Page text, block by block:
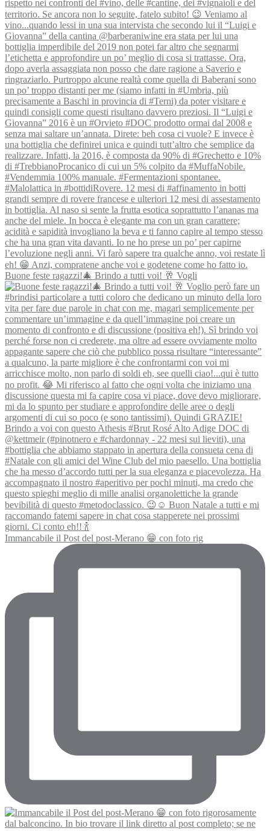
Buone feste ragazzi!🎄 Brindo a tutti voi! 🥂 Vogli
Immancabile il Post del post-Merano 😁 con foto rig